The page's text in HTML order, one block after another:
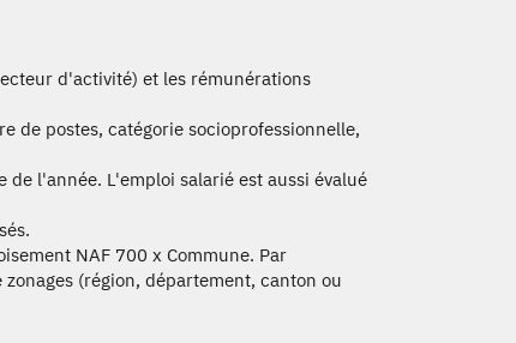
d'activité) et les rémunérations
de postes, catégorie socioprofessionnelle,
l'année. L'emploi salarié est aussi évalué
NAF 700 x Commune. Par
(région, département, canton ou